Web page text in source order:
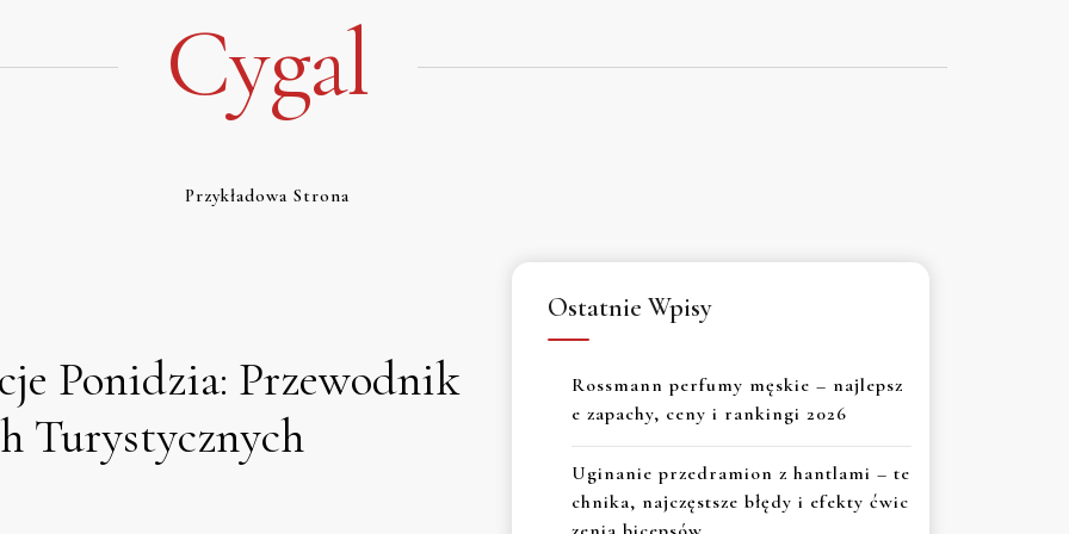
Cygal
Przykładowa Strona
Ponidzia: Przewodnik
Turystycznych
Ostatnie Wpisy
Rossmann perfumy męskie – najlepsz
e zapachy, ceny i rankingi 2026
Uginanie przedramion z hantlami – te
chnika, najczęstsze błędy i efekty ćwic